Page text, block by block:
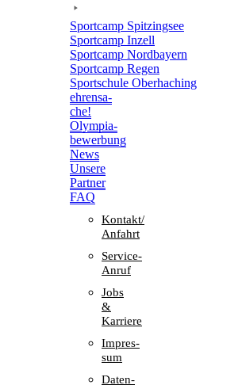
Sport­camp Spitzingsee
Sport­camp Inzell
Sport­camp Nordbayern
Sport­camp Regen
Sport­schule Oberhaching
ehren­sa­
che!
Olym­pia­
be­wer­bung
News
Unsere
Part­ner
FAQ
Kontakt/​​
Anfahrt
Service-
Anruf
Jobs
&
Karriere
Impres­
sum
Daten­